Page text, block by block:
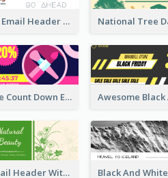
Basic Brand Email Header With Information
Makeup Sale Count Down Email Header
2-Colour Email Header With Floral Theme